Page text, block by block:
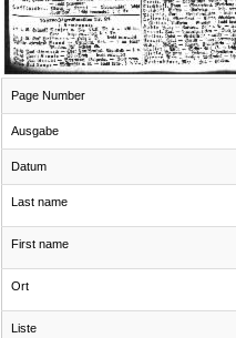
Page Number
Ausgabe
Datum
Last name
First name
Ort
Liste